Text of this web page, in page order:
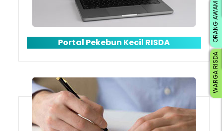
Portal Pekebun Kecil RISDA
WARGA RISDA
ORANG AWAM